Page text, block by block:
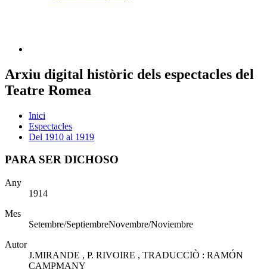
Arxiu digital històric dels espectacles del
Teatre Romea
Inici
Espectacles
Del 1910 al 1919
PARA SER DICHOSO
Any
1914
Mes
Setembre/SeptiembreNovembre/Noviembre
Autor
J.MIRANDE , P. RIVOIRE , TRADUCCIÒ : RAMÓN
CAMPMANY